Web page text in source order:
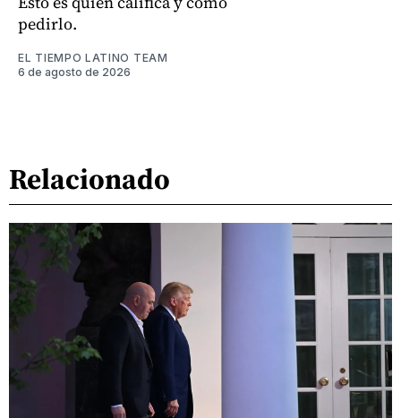
pedirlo.
EL TIEMPO LATINO TEAM
6 de agosto de 2026
Relacionado